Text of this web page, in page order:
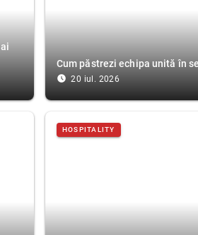
Cum păstrezi echipa unită în
access_time_filled 20 iul. 2026
HOSPITALITY